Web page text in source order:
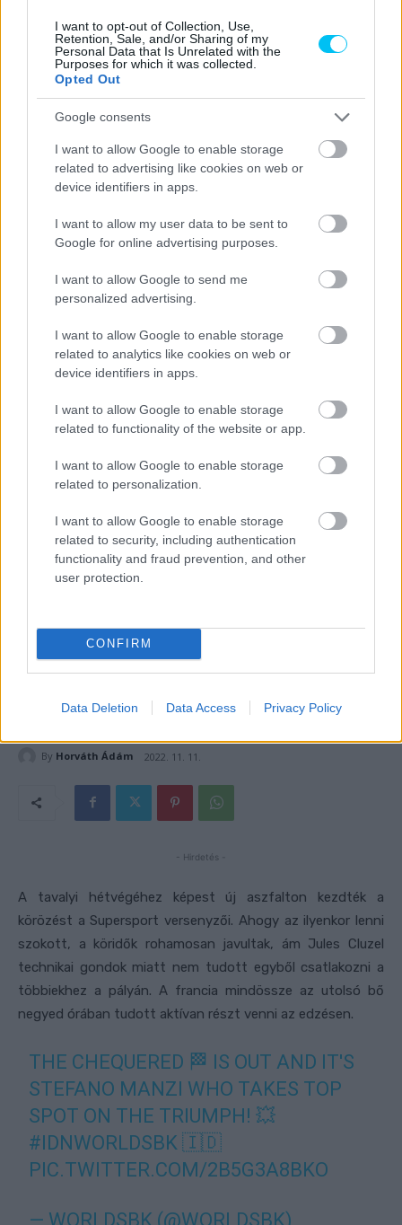
I want to opt-out of Collection, Use,
Retention, Sale, and/or Sharing of my
Personal Data that Is Unrelated with the
Purposes for which it was collected.
Opted Out
Google consents
I want to allow Google to enable storage
related to advertising like cookies on web or
device identifiers in apps.
I want to allow my user data to be sent to
Google for online advertising purposes.
I want to allow Google to send me
personalized advertising.
I want to allow Google to enable storage
related to analytics like cookies on web or
device identifiers in apps.
I want to allow Google to enable storage
related to functionality of the website or app.
I want to allow Google to enable storage
related to personalization.
I want to allow Google to enable storage
related to security, including authentication
functionality and fraud prevention, and other
user protection.
CONFIRM
Data Deletion Data Access Privacy Policy
Horváth Ádám
- Advertisment -